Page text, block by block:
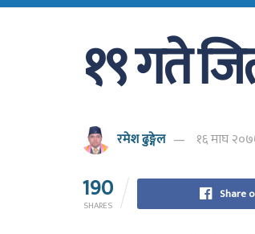
१९ गते
रमेश ढुङ्गेल १६ माघ
190
SHARES
Share